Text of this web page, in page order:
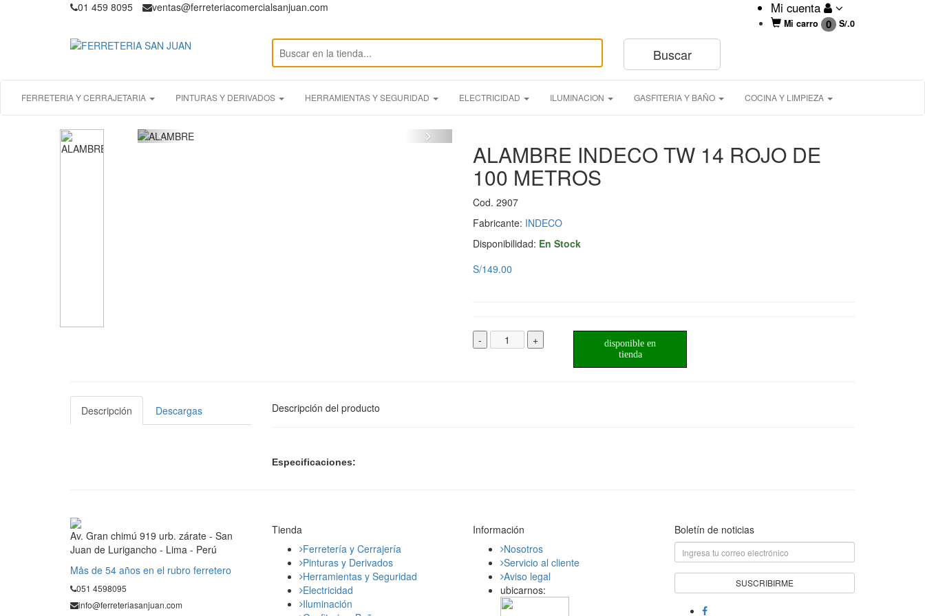
01 459 8095 ventas@ferreteriacomercialsanjuan.com Mi cuenta
Mi carro 0 S/.0
FERRETERIA Y CERRAJETARIA PINTURAS Y DERIVADOS HERRAMIENTAS Y SEGURIDAD ELECTRICIDAD ILUMINACION GASFITERIA Y BAÑO COCINA Y LIMPIEZA
ALAMBRE INDECO TW 14 ROJO DE
100 METROS
Cod. 2907
Fabricante: INDECO
Disponibilidad: En Stock
S/149.00
- +
disponible en
tienda
Descripción Descargas Descripción del producto
Especificaciones:
Av. Gran chimú 919 urb. zárate - San
Juan de Lurigancho - Lima - Perú
Mås de 54 años en el rubro ferretero
051 4598095
info@ferreteriasanjuan.com
Tienda
Ferretería y Cerrajería
Pinturas y Derivados
Herramientas y Seguridad
Electricidad
Iluminación
Información
Nosotros
Servicio al cliente
Aviso legal
ubicarnos:
Boletín de noticias